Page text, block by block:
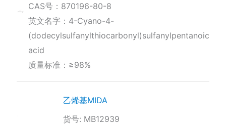
范
围：
¥190.00
至
CAS号：870196-80-8
英文名字：4-Cyano-4-
(dodecylsulfanylthiocarbonyl)sulfanylpentanoic
acid
质量标准：≥98%
乙烯基MIDA
货号: MB12939